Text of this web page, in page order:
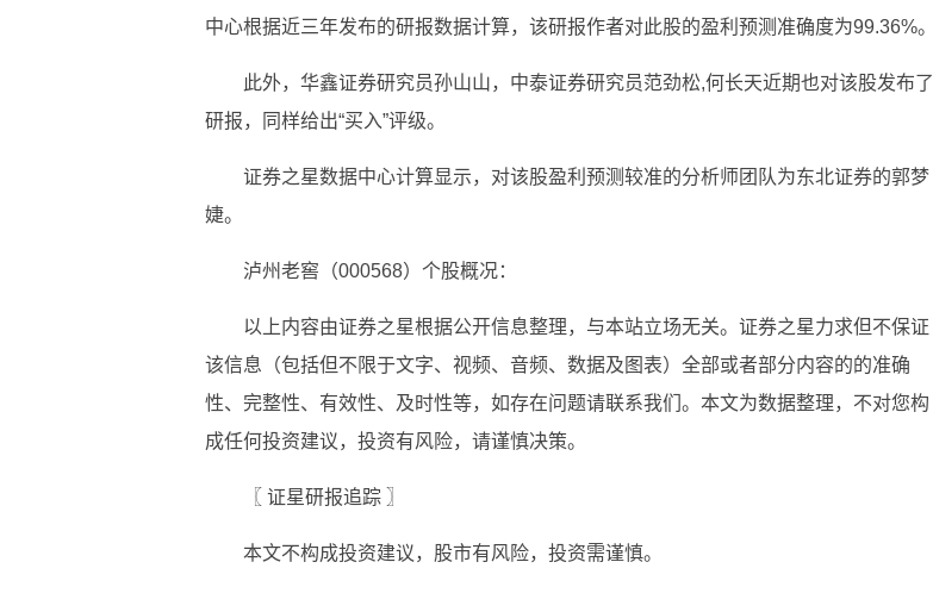
中心根据近三年发布的研报数据计算，该研报作者对此股的盈利预测准确度为99.36%。
此外，华鑫证券研究员孙山山，中泰证券研究员范劲松,何长天近期也对该股发布了
研报，同样给出“买入”评级。
证券之星数据中心计算显示，对该股盈利预测较准的分析师团队为东北证券的郭梦
婕。
泸州老窖（000568）个股概况：
以上内容由证券之星根据公开信息整理，与本站立场无关。证券之星力求但不保证
该信息（包括但不限于文字、视频、音频、数据及图表）全部或者部分内容的的准确
性、完整性、有效性、及时性等，如存在问题请联系我们。本文为数据整理，不对您构
成任何投资建议，投资有风险，请谨慎决策。
〖 证星研报追踪 〗
本文不构成投资建议，股市有风险，投资需谨慎。